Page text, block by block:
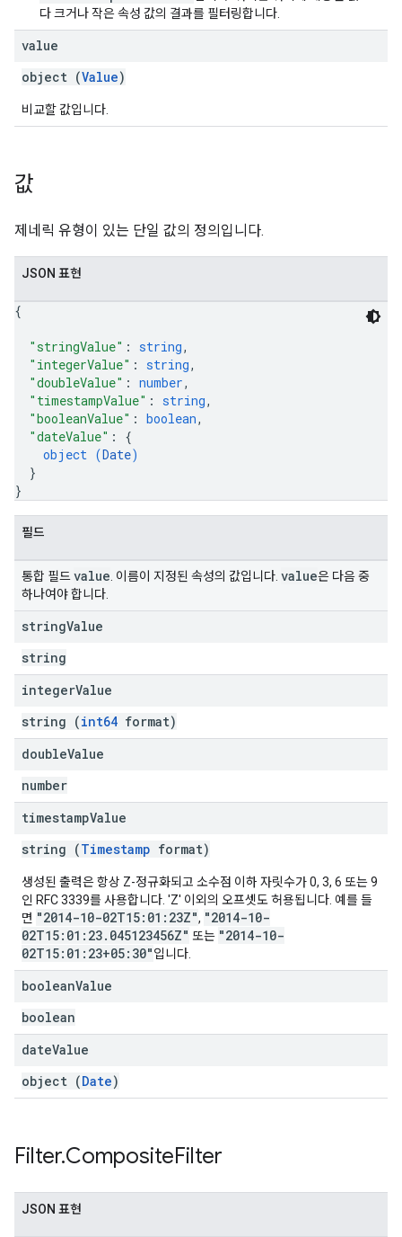
다 크거나 작은 속성 값의 결과를 필터링합니다.
value
object (Value)
비교할 값입니다.
값
제네릭 유형이 있는 단일 값의 정의입니다.
JSON 표현
{
"stringValue" : string,
"integerValue" : string,
"doubleValue" : number,
"timestampValue" : string,
"booleanValue" : boolean,
"dateValue" : {
object (Date)
}
}
필드
통합 필드value . 이름이 지정된 속성의 값입니다. value은 다음 중
하나여야 합니다.
stringValue
string
integerValue
string (int64 format)
doubleValue
number
timestampValue
string (Timestamp format)
생성된 출력은 항상 Z-정규화되고 소수점 이하 자릿수가 0, 3, 6 또는 9
인 RFC 3339를 사용합니다. 'Z' 이외의 오프셋도 허용됩니다. 예를 들
면 "2014-10-02T15:01:23Z", "2014-10-
02T15:01:23.045123456Z" 또는 "2014-10-
02T15:01:23+05:30"입니다.
booleanValue
boolean
dateValue
object (Date)
Filter.CompositeFilter
JSON 표현